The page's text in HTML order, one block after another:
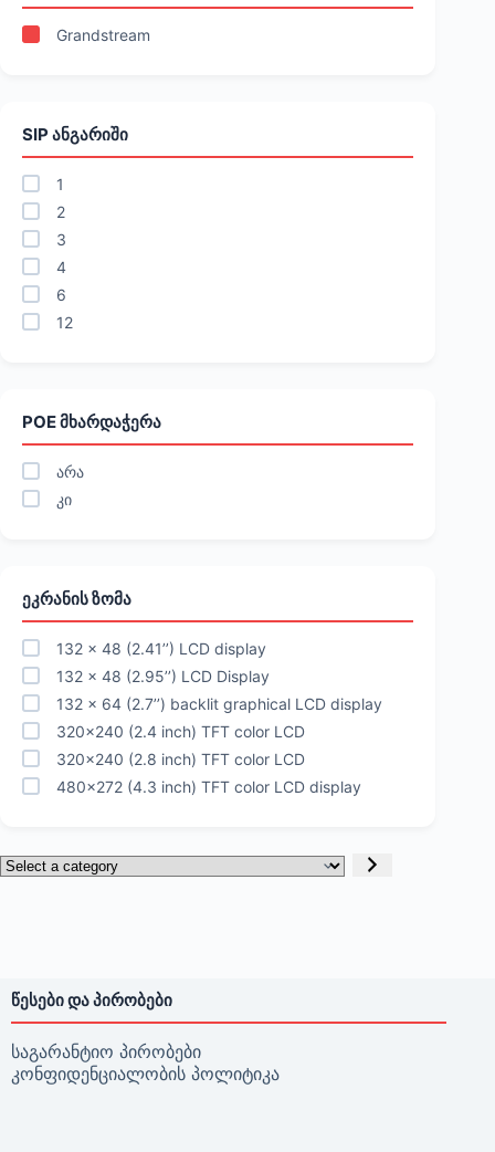
Grandstream
SIP ᲐᲜᲒᲐᲠᲘᲨᲘ
1
2
3
4
6
12
POE ᲛᲮᲐᲠᲓᲐᲭᲔᲠᲐ
არა
კი
ᲔᲙᲠᲐᲜᲘᲡ ᲖᲝᲛᲐ
132 x 48 (2.41’’) LCD display
132 x 48 (2.95’’) LCD Display
132 x 64 (2.7’’) backlit graphical LCD display
320x240 (2.4 inch) TFT color LCD
320x240 (2.8 inch) TFT color LCD
480x272 (4.3 inch) TFT color LCD display
Select
a
ᲬᲔᲡᲔᲑᲘ ᲓᲐ ᲞᲘᲠᲝᲑᲔᲑᲘ
საგარანტიო პირობები
კონფიდენციალობის პოლიტიკა